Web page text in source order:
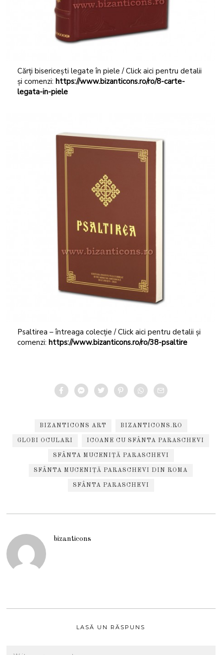
Cărți bisericești legate în piele / Click aici pentru detalii
și comenzi: https://www.bizanticons.ro/ro/8-carte-
legata-in-piele
Psaltirea – întreaga colecție / Click aici pentru detalii și
comenzi: https://www.bizanticons.ro/ro/38-psaltire
BIZANTICONS ART BIZANTICONS.RO
GLOBI OCULARI ICOANE CU SFÂNTA PARASCHEVI
SFÂNTA MUCENIȚĂ PARASCHEVI
SFÂNTA MUCENIȚĂ PARASCHEVI DIN ROMA
SFÂNTA PARASCHEVI
bizanticons
LASĂ UN RĂSPUNS